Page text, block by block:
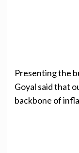
Presenting the
Goyal said that
backbone of